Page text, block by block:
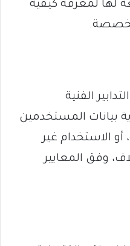
لها لمعرفة كيفية
الفنية
بيانات المستخدمين
الاستخدام غير
وفق المعايير